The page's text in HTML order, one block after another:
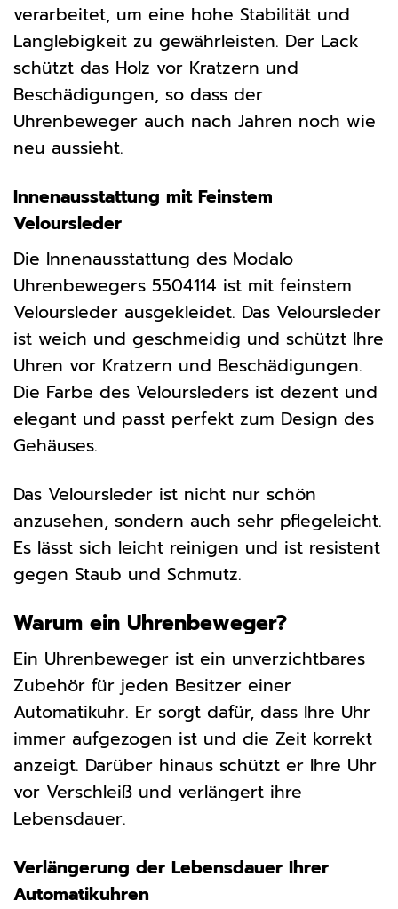
verarbeitet, um eine hohe Stabilität und
Langlebigkeit zu gewährleisten. Der Lack
schützt das Holz vor Kratzern und
Beschädigungen, so dass der
Uhrenbeweger auch nach Jahren noch wie
neu aussieht.
Innenausstattung mit Feinstem
Veloursleder
Die Innenausstattung des Modalo
Uhrenbewegers 5504114 ist mit feinstem
Veloursleder ausgekleidet. Das Veloursleder
ist weich und geschmeidig und schützt Ihre
Uhren vor Kratzern und Beschädigungen.
Die Farbe des Veloursleders ist dezent und
elegant und passt perfekt zum Design des
Gehäuses.
Das Veloursleder ist nicht nur schön
anzusehen, sondern auch sehr pflegeleicht.
Es lässt sich leicht reinigen und ist resistent
gegen Staub und Schmutz.
Warum ein Uhrenbeweger?
Ein Uhrenbeweger ist ein unverzichtbares
Zubehör für jeden Besitzer einer
Automatikuhr. Er sorgt dafür, dass Ihre Uhr
immer aufgezogen ist und die Zeit korrekt
anzeigt. Darüber hinaus schützt er Ihre Uhr
vor Verschleiß und verlängert ihre
Lebensdauer.
Verlängerung der Lebensdauer Ihrer
Automatikuhren